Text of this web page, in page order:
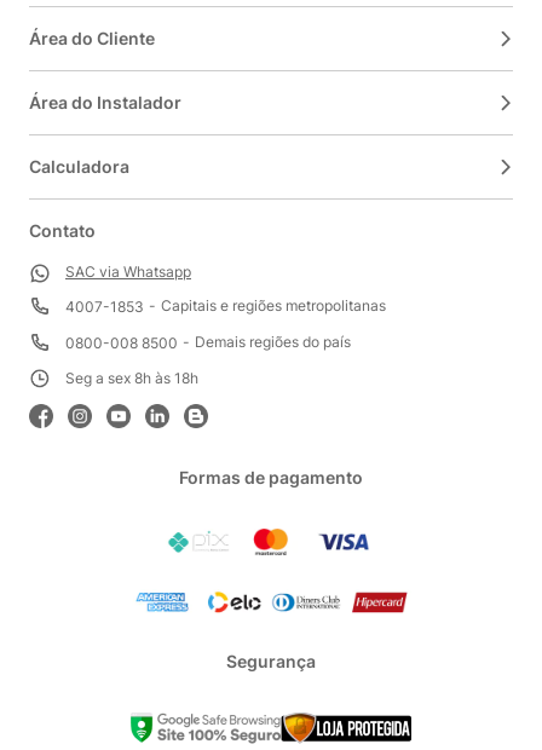
Área do Cliente
Área do Instalador
Calculadora
Contato
SAC via Whatsapp
4007-1853
Capitais e regiões metropolitanas
0800-008 8500
Demais regiões do país
Seg a sex 8h às 18h
Formas de pagamento
Segurança